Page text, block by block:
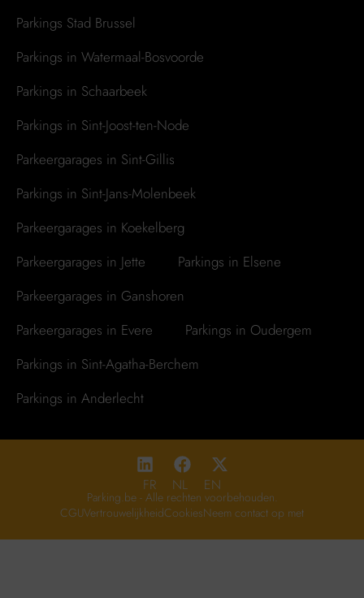
Parkings Stad Brussel
Parkings in Watermaal-Bosvoorde
Parkings in Schaarbeek
Parkings in Sint-Joost-ten-Node
Parkeergarages in Sint-Gillis
Parkings in Sint-Jans-Molenbeek
Parkeergarages in Koekelberg
Parkeergarages in Jette
Parkings in Elsene
Parkeergarages in Ganshoren
Parkeergarages in Evere
Parkings in Oudergem
Parkings in Sint-Agatha-Berchem
Parkings in Anderlecht
FR NL EN
Parking.be - Alle rechten voorbehouden.
CGUVertrouwelijkheidCookiesNeem contact op met